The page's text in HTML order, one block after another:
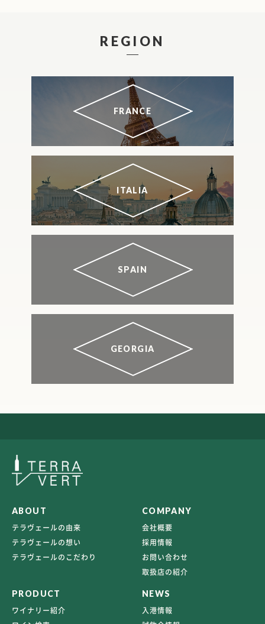
REGION
FRANCE
ITALIA
SPAIN
GEORGIA
ABOUT
テラヴェールの由来
テラヴェールの想い
テラヴェールのこだわり
COMPANY
会社概要
採用情報
お問い合わせ
取扱店の紹介
PRODUCT
ワイナリー紹介
NEWS
入港情報